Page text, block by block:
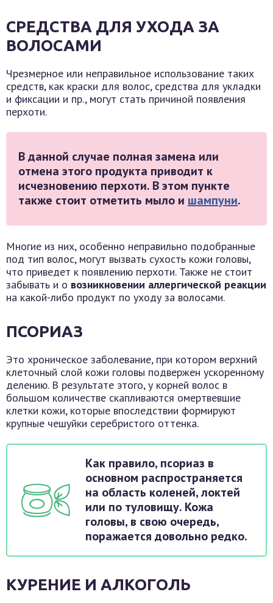
СРЕДСТВА ДЛЯ УХОДА ЗА
ВОЛОСАМИ
Чрезмерное или неправильное использование таких
средств, как краски для волос, средства для укладки
и фиксации и пр., могут стать причиной появления
перхоти.
В данной случае полная замена или
отмена этого продукта приводит к
исчезновению перхоти. В этом пункте
также стоит отметить мыло и шампуни.
Многие из них, особенно неправильно подобранные
под тип волос, могут вызвать сухость кожи головы,
что приведет к появлению перхоти. Также не стоит
забывать и о возникновении аллергической реакции
на какой-либо продукт по уходу за волосами.
ПСОРИАЗ
Это хроническое заболевание, при котором верхний
клеточный слой кожи головы подвержен ускоренному
делению. В результате этого, у корней волос в
большом количестве скапливаются омертвевшие
клетки кожи, которые впоследствии формируют
крупные чешуйки серебристого оттенка.
Как правило, псориаз в
основном распространяется
на область коленей, локтей
или по туловищу. Кожа
головы, в свою очередь,
поражается довольно редко.
КУРЕНИЕ И АЛКОГОЛЬ